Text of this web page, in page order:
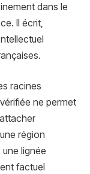
dans le
Il écrit,
racines
ne permet
région
lignée
factuel